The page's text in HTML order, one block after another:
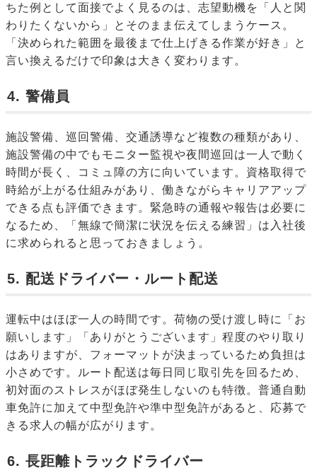
ちた例として面接でよく見るのは、志望動機を「人と関
わりたくないから」とそのまま伝えてしまうケース。
「決められた範囲を最後まで仕上げきる作業が好き」と
言い換えるだけで印象は大きく変わります。
4. 警備員
施設警備、巡回警備、交通誘導など複数の種類があり、
施設警備の中でもモニター監視や夜間巡回は一人で動く
時間が長く、コミュ障の方に向いています。資格取得で
時給が上がる仕組みがあり、働きながらキャリアアップ
できる点も評価できます。緊急時の通報や報告は必要に
なるため、「無線で簡潔に状況を伝える練習」は入社後
に求められると思っておきましょう。
5. 配送ドライバー・ルート配送
運転中はほぼ一人の時間です。荷物の受け渡し時に「お
願いします」「ありがとうございます」程度のやり取り
はありますが、フォーマットが決まっているため負担は
小さめです。ルート配送は毎日同じ取引先を回るため、
初対面のストレスがほぼ発生しないのも特徴。普通自動
車免許に加えて中型免許や準中型免許があると、応募で
きる求人の幅が広がります。
6. 長距離トラックドライバー